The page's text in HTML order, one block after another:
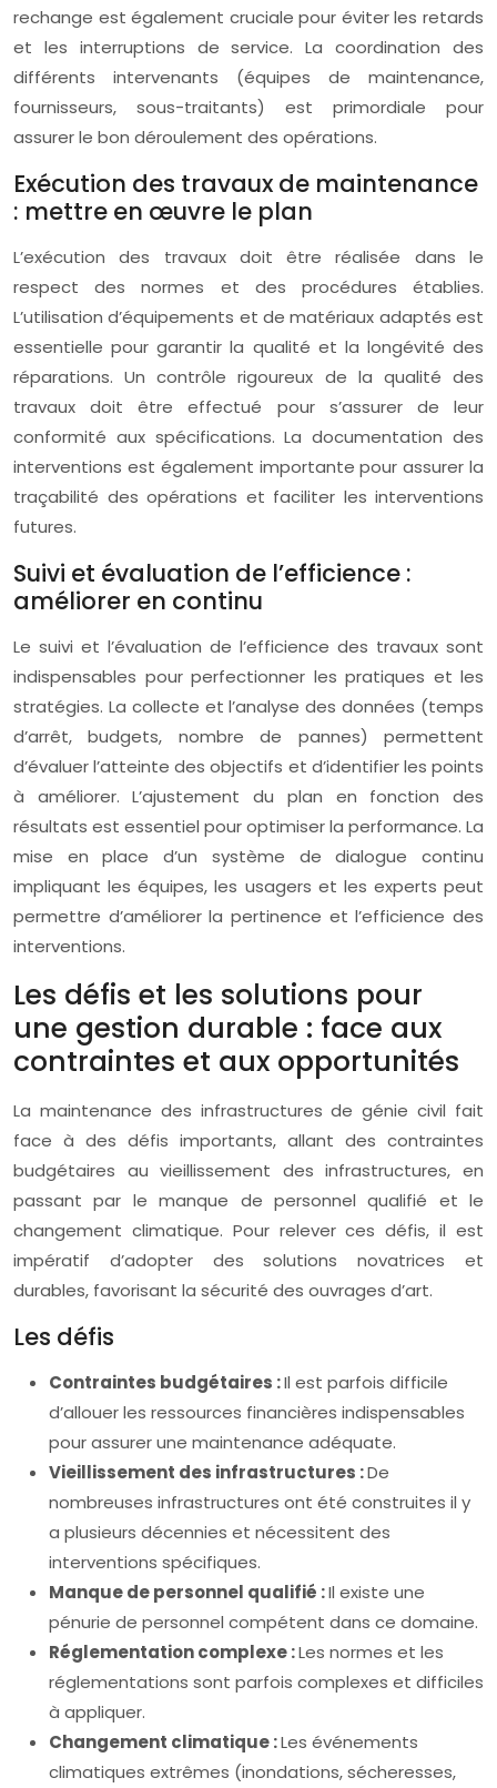
rechange est également cruciale pour éviter les retards
et les interruptions de service. La coordination des
différents intervenants (équipes de maintenance,
fournisseurs, sous-traitants) est primordiale pour
assurer le bon déroulement des opérations.
Exécution des travaux de maintenance
: mettre en œuvre le plan
L’exécution des travaux doit être réalisée dans le
respect des normes et des procédures établies.
L’utilisation d’équipements et de matériaux adaptés est
essentielle pour garantir la qualité et la longévité des
réparations. Un contrôle rigoureux de la qualité des
travaux doit être effectué pour s’assurer de leur
conformité aux spécifications. La documentation des
interventions est également importante pour assurer la
traçabilité des opérations et faciliter les interventions
futures.
Suivi et évaluation de l’efficience :
améliorer en continu
Le suivi et l’évaluation de l’efficience des travaux sont
indispensables pour perfectionner les pratiques et les
stratégies. La collecte et l’analyse des données (temps
d’arrêt, budgets, nombre de pannes) permettent
d’évaluer l’atteinte des objectifs et d’identifier les points
à améliorer. L’ajustement du plan en fonction des
résultats est essentiel pour optimiser la performance. La
mise en place d’un système de dialogue continu
impliquant les équipes, les usagers et les experts peut
permettre d’améliorer la pertinence et l’efficience des
interventions.
Les défis et les solutions pour
une gestion durable : face aux
contraintes et aux opportunités
La maintenance des infrastructures de génie civil fait
face à des défis importants, allant des contraintes
budgétaires au vieillissement des infrastructures, en
passant par le manque de personnel qualifié et le
changement climatique. Pour relever ces défis, il est
impératif d’adopter des solutions novatrices et
durables, favorisant la sécurité des ouvrages d’art.
Les défis
Contraintes budgétaires :Il est parfois difficile
d’allouer les ressources financières indispensables
pour assurer une maintenance adéquate.
Vieillissement des infrastructures :De
nombreuses infrastructures ont été construites il y
a plusieurs décennies et nécessitent des
interventions spécifiques.
Manque de personnel qualifié :Il existe une
pénurie de personnel compétent dans ce domaine.
Réglementation complexe :Les normes et les
réglementations sont parfois complexes et difficiles
à appliquer.
Changement climatique :Les événements
climatiques extrêmes (inondations, sécheresses,